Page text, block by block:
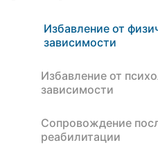
Избавление от
зависимости
Избавление от
зависимости
Сопровождение
реабилитации